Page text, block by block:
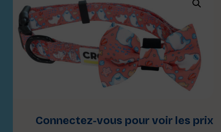
Connectez-vous pour voir les prix